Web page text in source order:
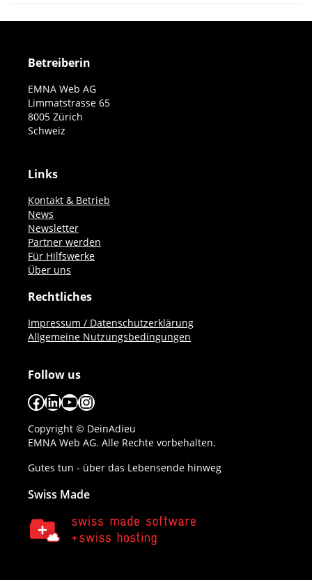
Betreiberin
EMNA Web AG
Limmatstrasse 65
8005 Zürich
Schweiz
Links
Kontakt & Betrieb
News
Newsletter
Partner werden
Für Hilfswerke
Über uns
Rechtliches
Impressum / Datenschutzerklärung
Allgemeine Nutzungsbedingungen
Follow us
Facebook
LinkedIn
YouTube
Instagram
Copyright © DeinAdieu
EMNA Web AG. Alle Rechte vorbehalten.
Gutes tun - über das Lebensende hinweg
Swiss Made